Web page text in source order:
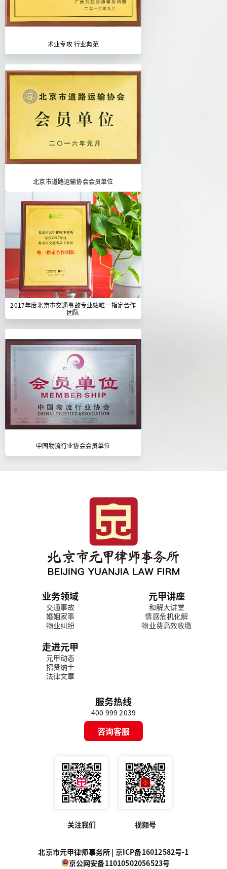
术业专攻 行业典范
北京市道路运输协会会员单位
2017年度北京市交通事故专业站唯一指定合作
团队
中国物流行业协会会员单位
业务领域
交通事故
婚姻家事
物业纠纷
元甲讲座
和解大讲堂
情感危机化解
物业费高效收缴
走进元甲
元甲动态
招贤纳士
法律文章
服务热线
400 999 2039
咨询客服
关注我们 视频号
北京市元甲律师事务所 | 京ICP备16012582号-1
京公网安备11010502056523号